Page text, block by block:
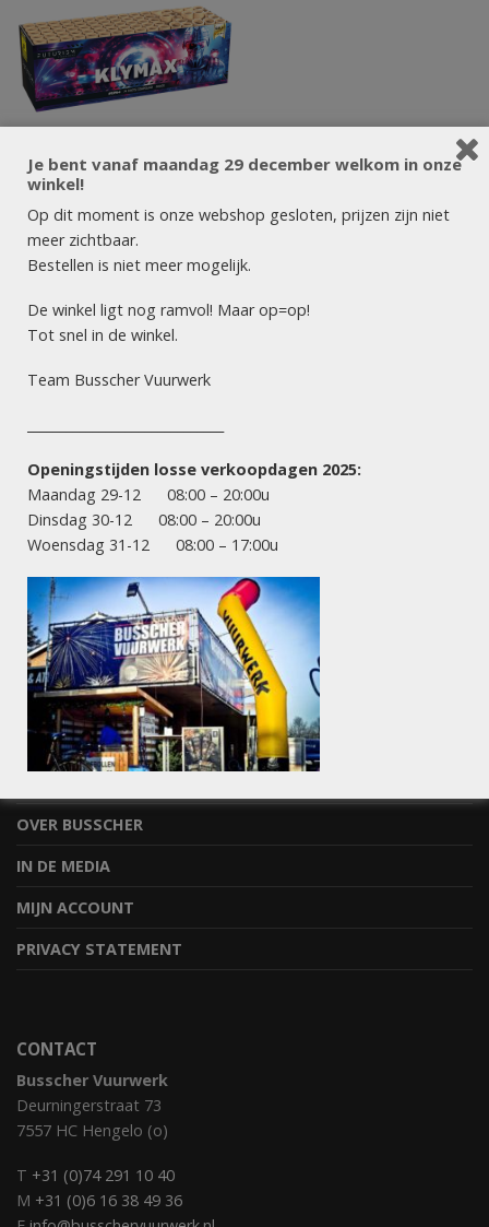
Klymax (½ kg kruit)
VUURWERK HENGELO
acties: goede prijs, maximaal vuurwerk! Succesvol en
betrouwbaar vuurwerk!
Vuurwerkverkoopdagen 2025:
maandag 29 december
8.00 uur – 20.00 uur
dinsdag 30 december
8.00 uur – 20.00 uur
woensdag 31 december
8.00 uur – 17.00 uur
INFORMATIE
STEL JE VRAAG
OVER BUSSCHER
IN DE MEDIA
MIJN ACCOUNT
PRIVACY STATEMENT
CONTACT
Busscher Vuurwerk
Deurningerstraat 73
7557 HC Hengelo (o)
T +31 (0)74 291 10 40
M +31 (0)6 16 38 49 36
Je bent vanaf maandag 29 december welkom in onze
winkel!
Op dit moment is onze webshop gesloten, prijzen zijn niet
meer zichtbaar.
Bestellen is niet meer mogelijk.
De winkel ligt nog ramvol! Maar op=op!
Tot snel in de winkel.
Team Busscher Vuurwerk
Openingstijden losse verkoopdagen 2025:
Maandag 29-12 08:00 – 20:00u
Dinsdag 30-12 08:00 – 20:00u
Woensdag 31-12 08:00 – 17:00u